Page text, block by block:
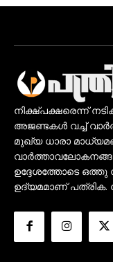
നിക്ഷ്പക്ഷരെന്ന്
അജണ്ടകൾ വച്ച്
മുഖ്യ ധാരാ
ഉദ്ദേശത്തോടെ ഒത്തു
ഉദ്യമമാണ് പത്രിക.